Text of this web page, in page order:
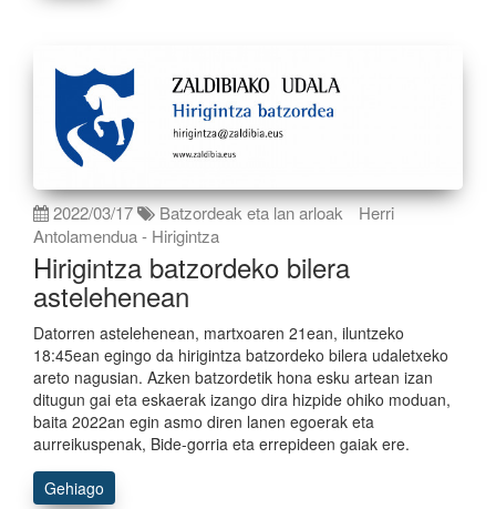
2022/03/17 Batzordeak eta lan arloak
Herri
Antolamendua - Hirigintza
Hirigintza batzordeko bilera
astelehenean
Datorren astelehenean, martxoaren 21ean, iluntzeko
18:45ean egingo da hirigintza batzordeko bilera udaletxeko
areto nagusian. Azken batzordetik hona esku artean izan
ditugun gai eta eskaerak izango dira hizpide ohiko moduan,
baita 2022an egin asmo diren lanen egoerak eta
aurreikuspenak, Bide-gorria eta errepideen gaiak ere.
Gehiago